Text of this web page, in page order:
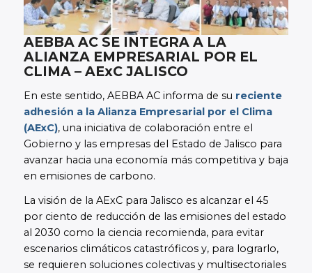
AEBBA AC SE INTEGRA A LA
ALIANZA EMPRESARIAL POR EL
CLIMA – AExC JALISCO
En este sentido, AEBBA AC informa de su reciente
adhesión a la Alianza Empresarial por el Clima
(AExC), una iniciativa de colaboración entre el
Gobierno y las empresas del Estado de Jalisco para
avanzar hacia una economía más competitiva y baja
en emisiones de carbono.
La visión de la AExC para Jalisco es alcanzar el 45
por ciento de reducción de las emisiones del estado
al 2030 como la ciencia recomienda, para evitar
escenarios climáticos catastróficos y, para lograrlo,
se requieren soluciones colectivas y multisectoriales